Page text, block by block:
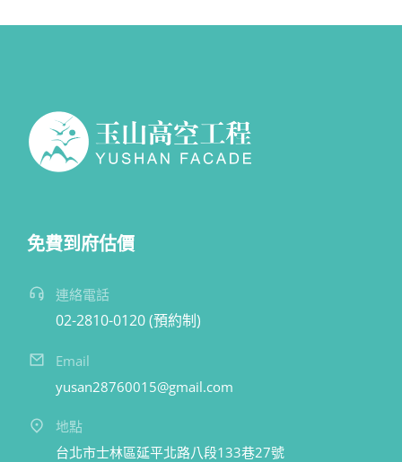
免費到府估價
連絡電話
02-2810-0120 (預約制)
Email
yusan28760015@gmail.com
地點
台北市士林區延平北路八段133巷27號